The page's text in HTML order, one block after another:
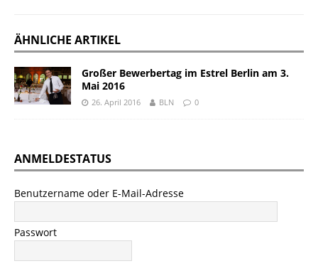
ÄHNLICHE ARTIKEL
Großer Bewerbertag im Estrel Berlin am 3.
Mai 2016
26. April 2016 BLN 0
ANMELDESTATUS
Benutzername oder E-Mail-Adresse
Passwort